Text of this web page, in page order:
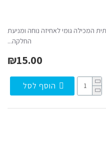
המכילה גומי לאחיזה נוחה ומניעת
החלקה...
₪15.00
הוסף לסל